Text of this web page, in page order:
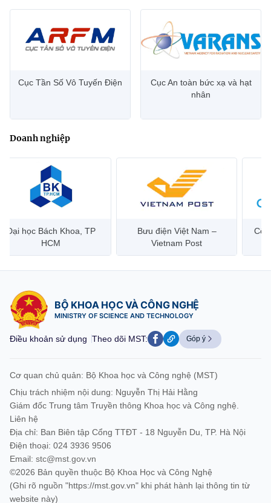
Cục Tần Số Vô Tuyến Điện
Cục An toàn bức xạ và hạt
nhân
Doanh nghiệp
Đại học Bách Khoa, TP
HCM
Bưu điện Việt Nam –
Vietnam Post
BỘ KHOA HỌC VÀ CÔNG NGHỆ
MINISTRY OF SCIENCE AND TECHNOLOGY
Điều khoản sử dụng Theo dõi MST: Góp ý
Cơ quan chủ quản: Bộ Khoa học và Công nghệ (MST)
Chịu trách nhiệm nội dung: Nguyễn Thị Hải Hằng
Giám đốc Trung tâm Truyền thông Khoa học và Công nghệ.
Liên hệ
Địa chỉ: Ban Biên tập Cổng TTĐT - 18 Nguyễn Du, TP. Hà Nội
Điện thoại: 024 3936 9506
Email: stc@mst.gov.vn
©2026 Bản quyền thuộc Bộ Khoa Học và Công Nghệ
(Ghi rõ nguồn "https://mst.gov.vn" khi phát hành lại thông tin từ
website này)